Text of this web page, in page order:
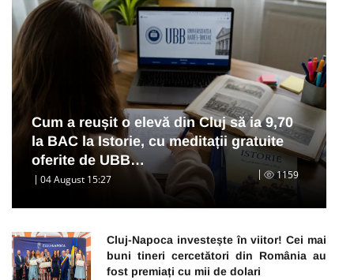
Cum a reușit o elevă din Cluj să ia 9,70
la BAC la Istorie, cu meditații gratuite
oferite de UBB…
04 August 15:27 1159
Cluj-Napoca investește în viitor! Cei mai
buni tineri cercetători din România au
fost premiați cu mii de dolari